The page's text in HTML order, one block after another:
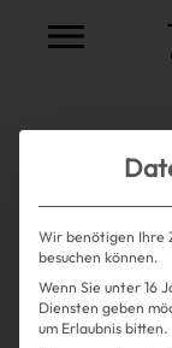
Alle
Mehr lesen
Wir benötigen Ihre
besuchen können.
Wenn Sie unter 16
Diensten geben
um Erlaubnis bitten.